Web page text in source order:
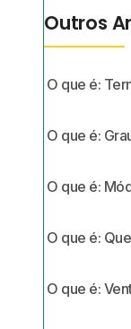
Outros
O que é:
O que é:
O que é:
O que é:
O que é: